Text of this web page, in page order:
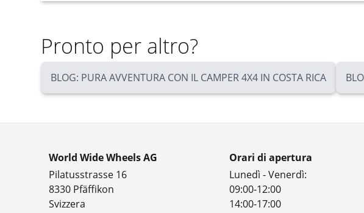
Pronto per altro?
BLOG: PURA AVVENTURA CON IL CAMPER 4X4 IN COSTA RICA
World Wide Wheels AG
Pilatusstrasse 16
8330 Pfäffikon
Svizzera
Orari di apertura
Lunedì - Venerdì:
09:00-12:00
14:00-17:00